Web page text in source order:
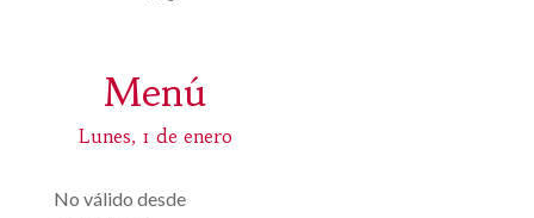
Menú
Lunes, 1 de enero
No válido desde